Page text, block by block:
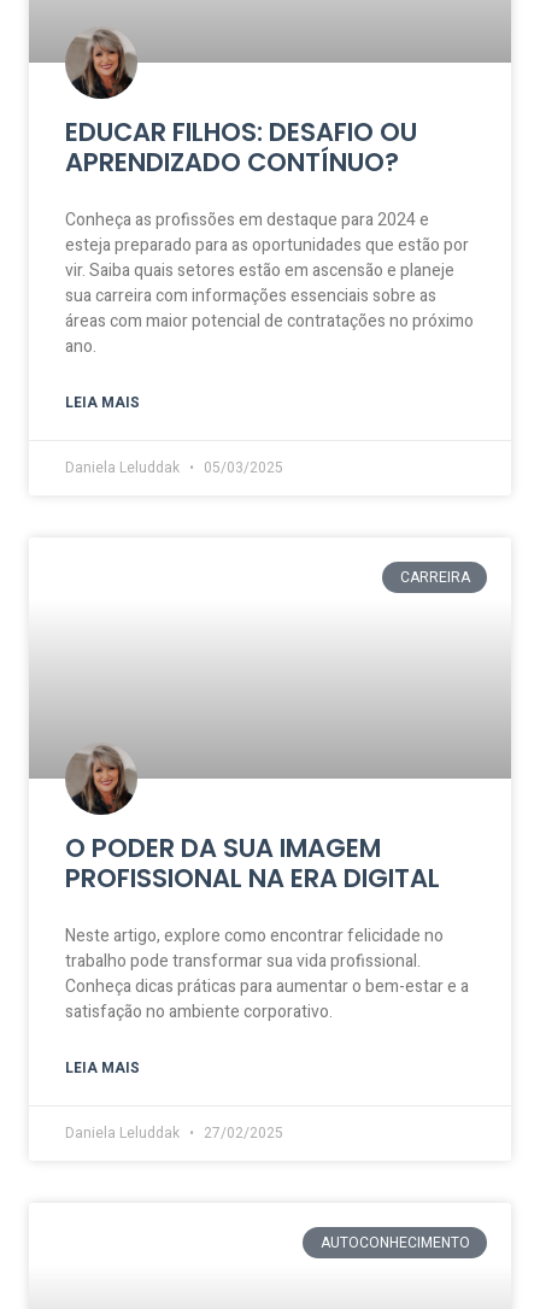
EDUCAR FILHOS: DESAFIO OU
APRENDIZADO CONTÍNUO?
Conheça as profissões em destaque para 2024 e
esteja preparado para as oportunidades que estão por
vir. Saiba quais setores estão em ascensão e planeje
sua carreira com informações essenciais sobre as
áreas com maior potencial de contratações no próximo
ano.
LEIA MAIS
Daniela Leluddak 05/03/2025
CARREIRA
O PODER DA SUA IMAGEM
PROFISSIONAL NA ERA DIGITAL
Neste artigo, explore como encontrar felicidade no
trabalho pode transformar sua vida profissional.
Conheça dicas práticas para aumentar o bem-estar e a
satisfação no ambiente corporativo.
LEIA MAIS
Daniela Leluddak 27/02/2025
AUTOCONHECIMENTO